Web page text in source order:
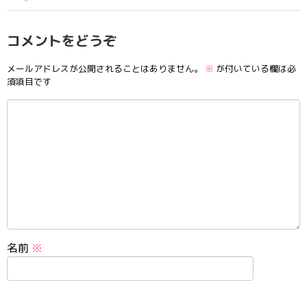
コメントをどうぞ
メールアドレスが公開されることはありません。 ※ が付いている欄は必
須項目です
名前 ※